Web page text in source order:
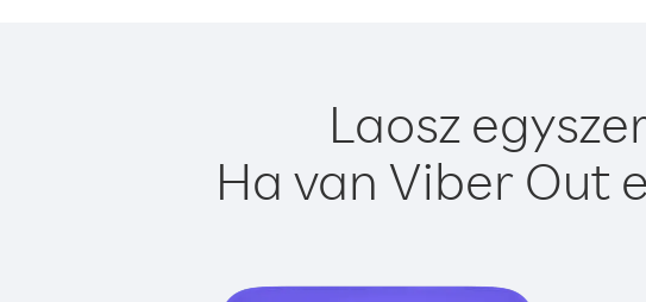
Laosz
Ha van Viber Out